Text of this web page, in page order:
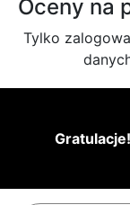
Oceny na
Tylko
Gratulacje!